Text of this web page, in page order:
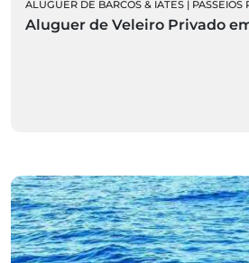
ALUGUER DE BARCOS & IATES | PASSEIOS
Aluguer de Veleiro Privado